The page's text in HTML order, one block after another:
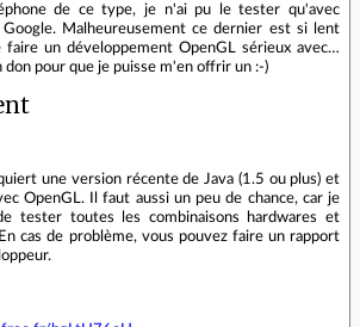
de ce type, je n'ai pu le tester qu'avec
Malheureusement ce dernier est si lent
un développement OpenGL sérieux avec…
don pour que je puisse m'en offrir un :-)
une version récente de Java (1.5 ou plus) et
OpenGL. Il faut aussi un peu de chance, car je
tester toutes les combinaisons hardwares et
cas de problème, vous pouvez faire un rapport